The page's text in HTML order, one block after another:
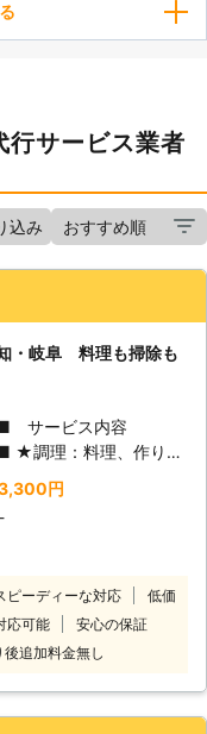
行サービス業者
込み
・岐阜 料理も掃除も
ービス内容
理：料理、作り置
、
呂、トイレ 掃除機、
：洗濯干
イロンなど ★整理
買った家具の組み立て
①2時間 5,800
円
-
ピーディーな対応
低価
応可能
安心の保証
後追加料金無し